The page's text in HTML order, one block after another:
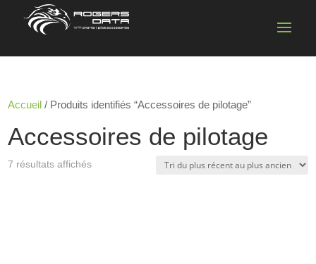
Accueil / Produits identifiés “Accessoires de pilotage”
Accessoires de pilotage
7 résultats affichésTrié